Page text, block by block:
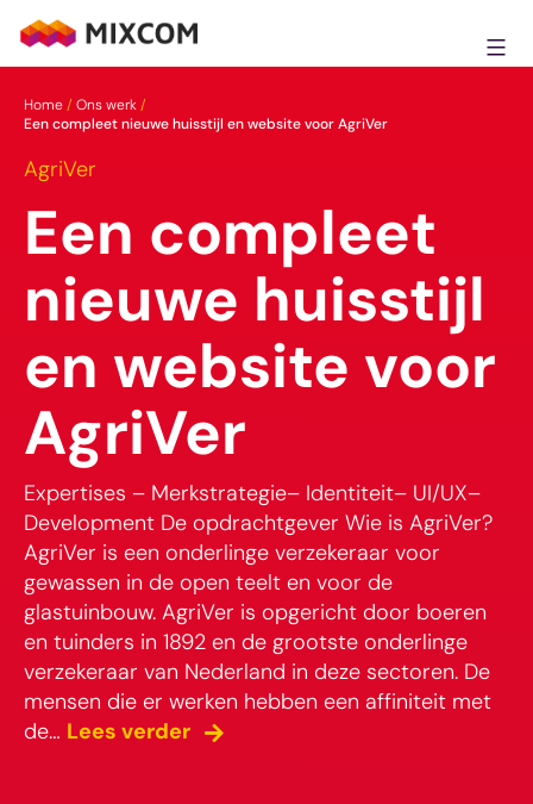
naar
inhoud
MixCom
Home/ Ons werk/
Een compleet nieuwe huisstijl en website voor AgriVer
AgriVer
Een compleet
nieuwe huisstijl
en website voor
AgriVer
Expertises – Merkstrategie– Identiteit– UI/UX–
Development De opdrachtgever Wie is AgriVer?
AgriVer is een onderlinge verzekeraar voor
gewassen in de open teelt en voor de
glastuinbouw. AgriVer is opgericht door boeren
en tuinders in 1892 en de grootste onderlinge
verzekeraar van Nederland in deze sectoren. De
mensen die er werken hebben een affiniteit met
de… Lees verder Een